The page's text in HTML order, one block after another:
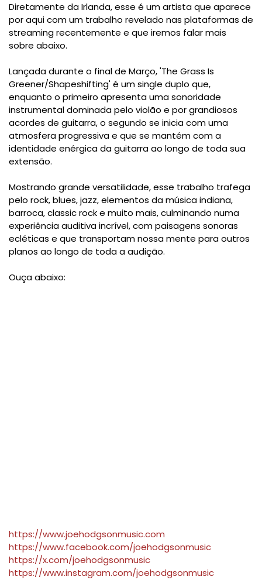
Diretamente da Irlanda, esse é um artista que aparece
por aqui com um trabalho revelado nas plataformas de
streaming recentemente e que iremos falar mais
sobre abaixo.
Lançada durante o final de Março, 'The Grass Is
Greener/Shapeshifting' é um single duplo que,
enquanto o primeiro apresenta uma sonoridade
instrumental dominada pelo violão e por grandiosos
acordes de guitarra, o segundo se inicia com uma
atmosfera progressiva e que se mantém com a
identidade enérgica da guitarra ao longo de toda sua
extensão.
Mostrando grande versatilidade, esse trabalho trafega
pelo rock, blues, jazz, elementos da música indiana,
barroca, classic rock e muito mais, culminando numa
experiência auditiva incrível, com paisagens sonoras
ecléticas e que transportam nossa mente para outros
planos ao longo de toda a audição.
Ouça abaixo:
https://www.joehodgsonmusic.com
https://www.facebook.com/joehodgsonmusic
https://x.com/joehodgsonmusic
https://www.instagram.com/joehodgsonmusic